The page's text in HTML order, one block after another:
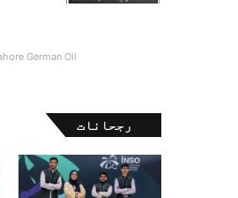
German Oil
رجحانات